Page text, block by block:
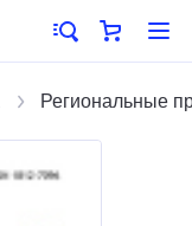
Региональные